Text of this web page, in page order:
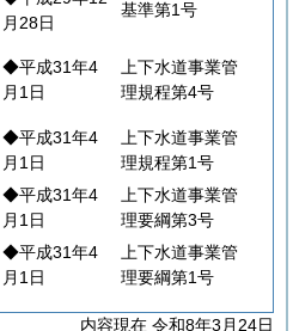
月28日
基準第1号
◆平成31年4
月1日
上下水道事業管
理規程第4号
◆平成31年4
月1日
上下水道事業管
理規程第1号
◆平成31年4
月1日
上下水道事業管
理要綱第3号
◆平成31年4
月1日
上下水道事業管
理要綱第1号
内容現在 令和8年3月24日